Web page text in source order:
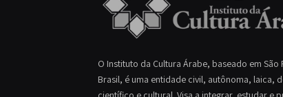
O Instituto da Cultura Árabe, baseado em São
Brasil, é uma entidade civil, autônoma, laica,